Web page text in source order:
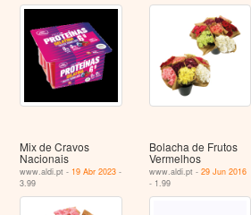
Mix de Cravos
Nacionais
www.aldi.pt - 19 Abr 2023 -
3.99
Bolacha de Frutos
Vermelhos
www.aldi.pt - 29 Jun 2016
- 1.99